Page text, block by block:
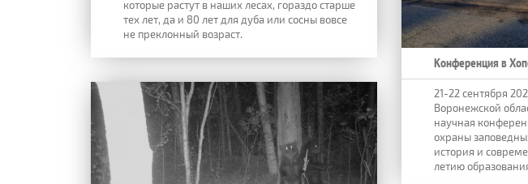
которые растут в наших лесах, гораздо старше
тех лет, да и 80 лет для дуба или сосны вовсе
не преклонный возраст.
Конференция в
21-22 сентября
Воронежской
научная
охраны
история и
летию